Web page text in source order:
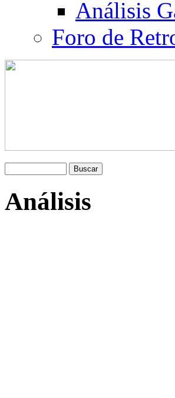
Análisis
Foro de
Análisis